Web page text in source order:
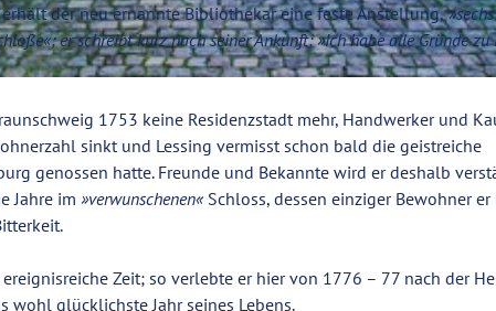
der neu ernannte Bibliothekar eine feste Anstellung,
er schreibt kurz nach seiner Ankunft: »Ich habe alle Gründe zu
1753 keine Residenzstadt mehr, Handwerker und
sinkt und Lessing vermisst schon bald die geistreiche
genossen hatte. Freunde und Bekannte wird er deshalb
Jahre im »verwunschenen« Schloss, dessen einziger Bewohner er
Zeit; so verlebte er hier von 1776 – 77 nach der
wohl glücklichste Jahr seines Lebens.